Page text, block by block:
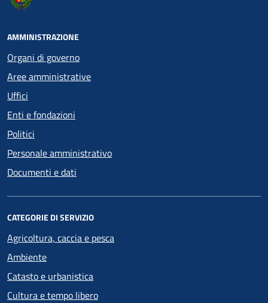
AMMINISTRAZIONE
Organi di governo
Aree amministrative
Uffici
Enti e fondazioni
Politici
Personale amministrativo
Documenti e dati
CATEGORIE DI SERVIZIO
Agricoltura, caccia e pesca
Ambiente
Catasto e urbanistica
Cultura e tempo libero